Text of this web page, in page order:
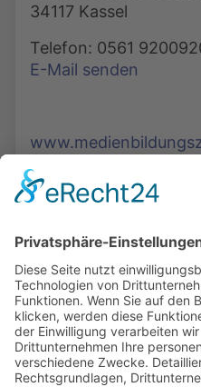
34117 Kassel
Telefon: 0561
E-Mail senden
Podcasts, Themen und
Entdecken Sie unser
und Demokratie -
verfügbar.